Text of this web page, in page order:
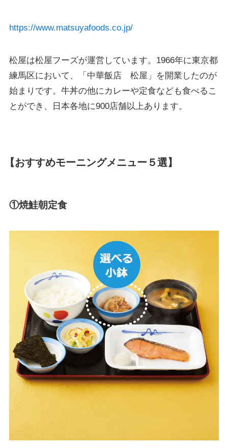
https://www.matsuyafoods.co.jp/
松屋は松屋フーズが運営しています。1966年に東京都
練馬区において、「中華飯店 松屋」を開業したのが
始まりです。牛丼の他にカレーや定食なども食べるこ
とができ、日本各地に900店舗以上あります。
【おすすめモーニングメニュー５選】
①焼鮭朝定食